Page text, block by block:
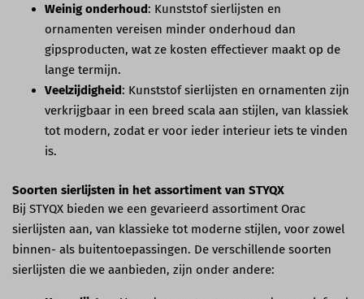
Weinig onderhoud: Kunststof sierlijsten en
ornamenten vereisen minder onderhoud dan
gipsproducten, wat ze kosten effectiever maakt op de
lange termijn.
Veelzijdigheid: Kunststof sierlijsten en ornamenten zijn
verkrijgbaar in een breed scala aan stijlen, van klassiek
tot modern, zodat er voor ieder interieur iets te vinden
is.
Soorten sierlijsten in het assortiment van STYQX
Bij STYQX bieden we een gevarieerd assortiment Orac
sierlijsten aan, van klassieke tot moderne stijlen, voor zowel
binnen- als buitentoepassingen. De verschillende soorten
sierlijsten die we aanbieden, zijn onder andere: